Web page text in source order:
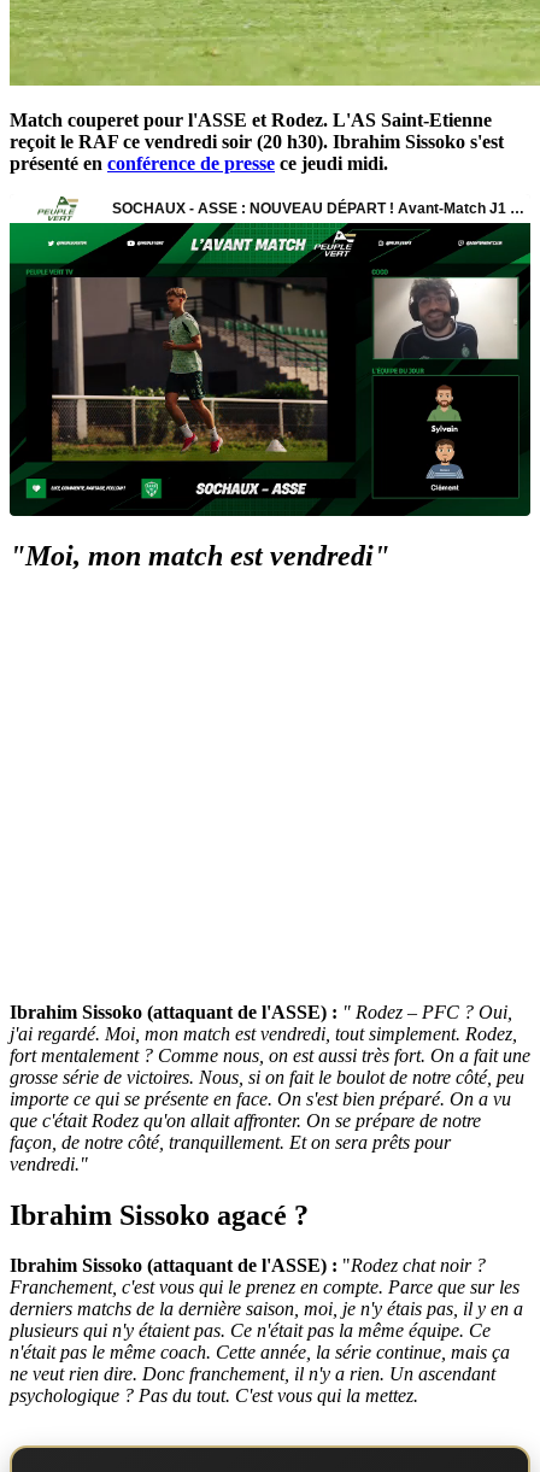
Match couperet pour l'ASSE et Rodez. L'AS Saint-Etienne
reçoit le RAF ce vendredi soir (20 h30). Ibrahim Sissoko s'est
présenté en conférence de presse ce jeudi midi.
"Moi, mon match est vendredi"
Ibrahim Sissoko (attaquant de l'ASSE) : " Rodez – PFC ? Oui,
j'ai regardé. Moi, mon match est vendredi, tout simplement. Rodez,
fort mentalement ? Comme nous, on est aussi très fort. On a fait une
grosse série de victoires. Nous, si on fait le boulot de notre côté, peu
importe ce qui se présente en face. On s'est bien préparé. On a vu
que c'était Rodez qu'on allait affronter. On se prépare de notre
façon, de notre côté, tranquillement. Et on sera prêts pour
vendredi."
Ibrahim Sissoko agacé ?
Ibrahim Sissoko (attaquant de l'ASSE) : "Rodez chat noir ?
Franchement, c'est vous qui le prenez en compte. Parce que sur les
derniers matchs de la dernière saison, moi, je n'y étais pas, il y en a
plusieurs qui n'y étaient pas. Ce n'était pas la même équipe. Ce
n'était pas le même coach. Cette année, la série continue, mais ça
ne veut rien dire. Donc franchement, il n'y a rien. Un ascendant
psychologique ? Pas du tout. C'est vous qui la mettez.